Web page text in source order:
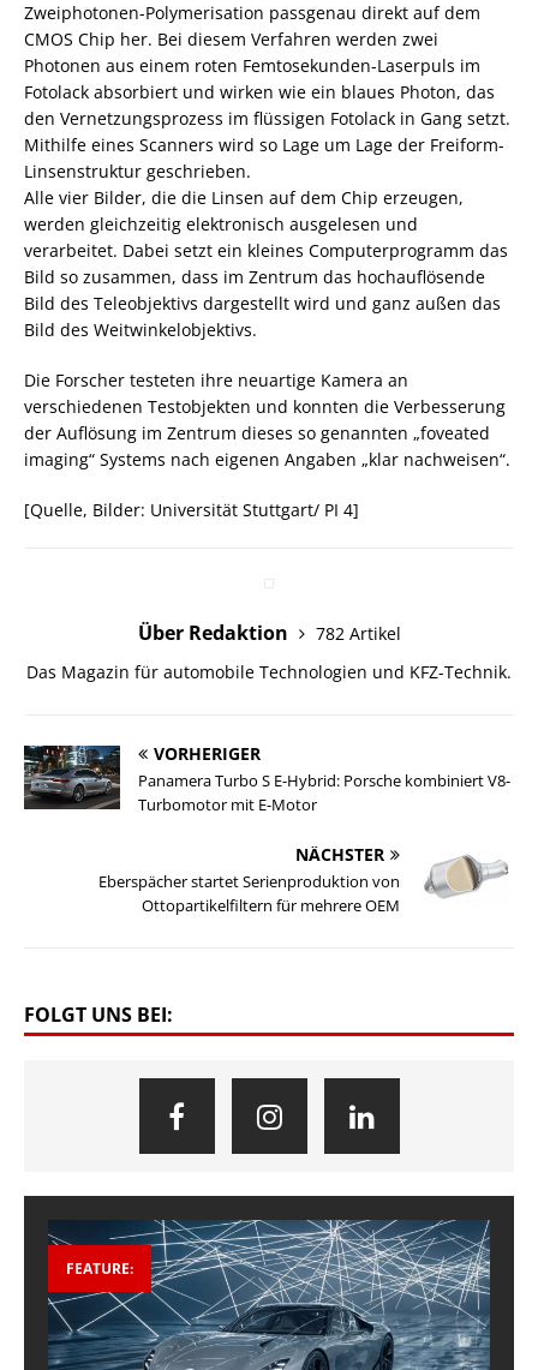
Zweiphotonen-Polymerisation passgenau direkt auf dem
CMOS Chip her. Bei diesem Verfahren werden zwei
Photonen aus einem roten Femtosekunden-Laserpuls im
Fotolack absorbiert und wirken wie ein blaues Photon, das
den Vernetzungsprozess im flüssigen Fotolack in Gang setzt.
Mithilfe eines Scanners wird so Lage um Lage der Freiform-
Linsenstruktur geschrieben.
Alle vier Bilder, die die Linsen auf dem Chip erzeugen,
werden gleichzeitig elektronisch ausgelesen und
verarbeitet. Dabei setzt ein kleines Computerprogramm das
Bild so zusammen, dass im Zentrum das hochauflösende
Bild des Teleobjektivs dargestellt wird und ganz außen das
Bild des Weitwinkelobjektivs.
Die Forscher testeten ihre neuartige Kamera an
verschiedenen Testobjekten und konnten die Verbesserung
der Auflösung im Zentrum dieses so genannten „foveated
imaging“ Systems nach eigenen Angaben „klar nachweisen“.
[Quelle, Bilder: Universität Stuttgart/ PI 4]
Über Redaktion
782 Artikel
Das Magazin für automobile Technologien und KFZ-Technik.
VORHERIGER
Panamera Turbo S E-Hybrid: Porsche kombiniert V8-
Turbomotor mit E-Motor
NÄCHSTER
Eberspächer startet Serienproduktion von
Ottopartikelfiltern für mehrere OEM
FOLGT UNS BEI:
FEATURE: